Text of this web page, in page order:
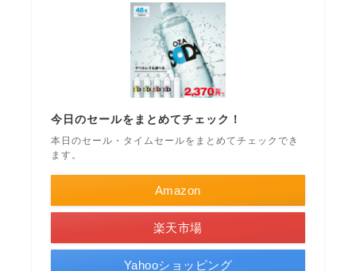
今日のセールをまとめてチェック！
本日のセール・タイムセールをまとめてチェックでき
ます。
Amazon
楽天市場
Yahooショッピング